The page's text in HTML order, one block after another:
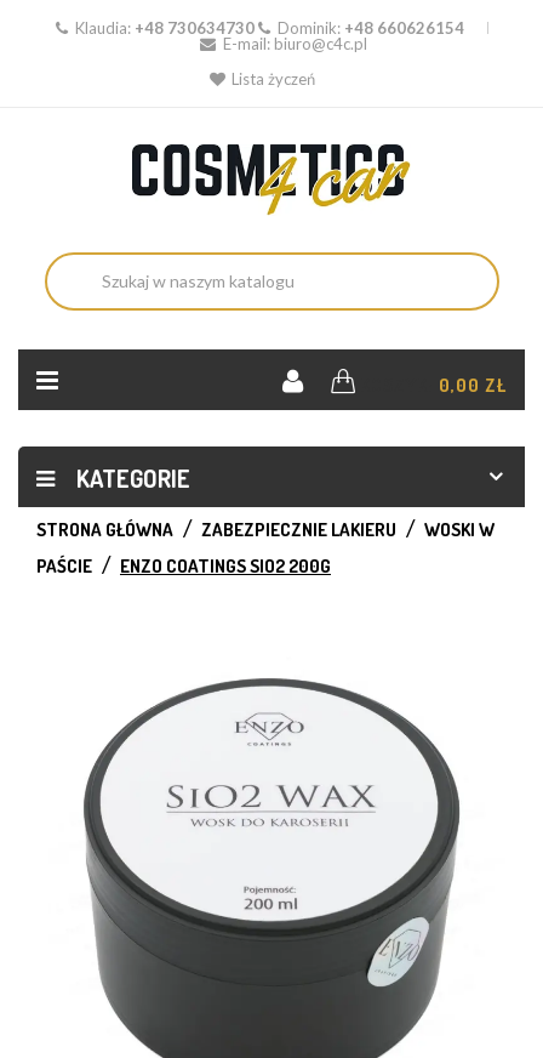
Klaudia: +48 730634730 Dominik: +48 660626154
E-mail: biuro@c4c.pl
Lista życzeń
0,00 ZŁ
KATEGORIE
STRONA GŁÓWNA ZABEZPIECZNIE LAKIERU
WOSKI W
PAŚCIE
ENZO COATINGS SIO2 200G